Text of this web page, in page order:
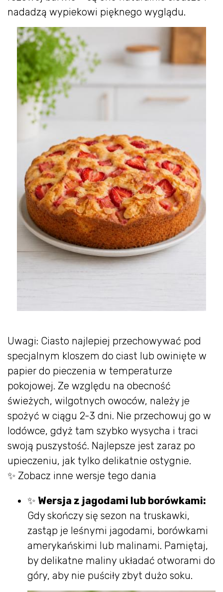
nadadzą wypiekowi pięknego wyglądu.
Uwagi: Ciasto najlepiej przechowywać pod
specjalnym kloszem do ciast lub owinięte w
papier do pieczenia w temperaturze
pokojowej. Ze względu na obecność
świeżych, wilgotnych owoców, należy je
spożyć w ciągu 2-3 dni. Nie przechowuj go w
lodówce, gdyż tam szybko wysycha i traci
swoją puszystość. Najlepsze jest zaraz po
upieczeniu, jak tylko delikatnie ostygnie.
✨ Zobacz inne wersje tego dania
✨ Wersja z jagodami lub borówkami:
Gdy skończy się sezon na truskawki,
zastąp je leśnymi jagodami, borówkami
amerykańskimi lub malinami. Pamiętaj,
by delikatne maliny układać otworami do
góry, aby nie puściły zbyt dużo soku.